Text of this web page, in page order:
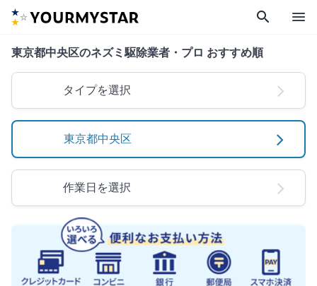
search menu
東京都中央区のネズミ駆除業者・プロ おすすめ順
タイプを選択
東京都中央区
作業日を選択